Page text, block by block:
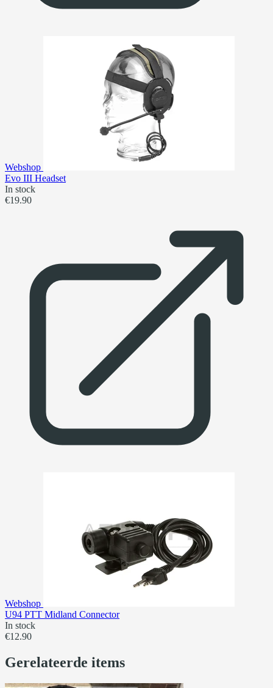
Webshop
Evo III Headset
In stock
€19.90
Webshop
U94 PTT Midland Connector
In stock
€12.90
Gerelateerde items